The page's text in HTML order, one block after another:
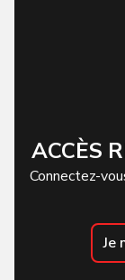
ACCÈS
Connectez-
Je